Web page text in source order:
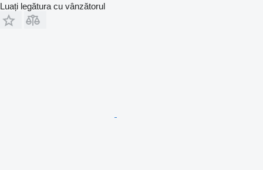
Luați legătura cu vânzătorul